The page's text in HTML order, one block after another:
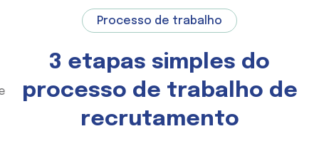
Processo de trabalho
3 etapas simples do
processo de trabalho de
recrutamento